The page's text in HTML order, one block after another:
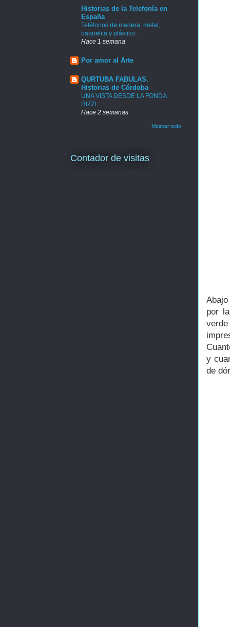
por
y
de
Historias de la Telefonía en
España
Teléfonos de madera, metal,
baquelita y plástico…
Hace 1 semana
Por amor al Arte
QURTUBA FABULAS.
Historias de Córdoba
UNA VISTA DESDE LA FONDA
RIZZI
Hace 2 semanas
Mostrar todo
Contador de visitas